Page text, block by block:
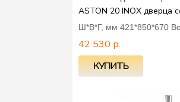
ASTON 20 INOX дверца
Ш*В*Г, мм 421*850*670
42 530 р.